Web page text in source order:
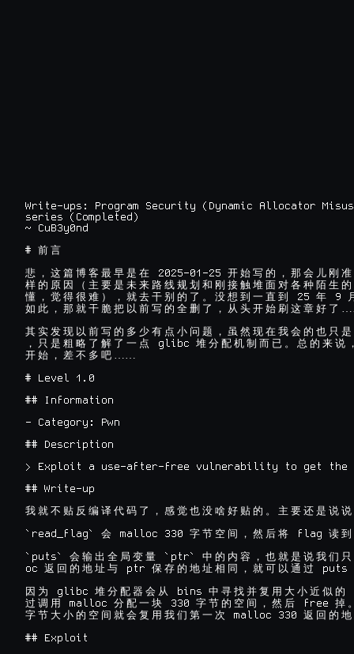
Write-ups: Program Security (Dynamic Allocator
series (Completed)
~ CuB3y0nd
# 前 言
悲 ， 这 篇 博 客 最 早 是 在 2025-01-25 开 始 写 的 ， 那 会 儿 刚 准
样 的 原 因 （ 主 要 是 未 来 路 线 规 划 和 刚 接 触 堆 面 对 各 种 陌 生 的
懂
， 觉 得 很 难 ） ， 就 去 干 别 的 了 。 没 想 到 一 直 到 25 年 9
如 此 ， 那 就 干 脆 把 以 前 写 的 全 删 了 ， 从 头 开 始 刷 这 章 好 了
其 实 发 现 以 前 写 的 多 少 有 点 小 问 题 ， 虽 然 现 在 我 会 的 也 只 是
，
只 是 粗 略 了 解 了 一 点 glibc 堆 分 配 机 制 而 已 。 总 的 来 说
开 始 ， 差 不 多 吧 ……
# Level 1.0
## Information
- Category: Pwn
## Description
> Exploit a use-after-free vulnerability to get
## Write-up
我 就 不 贴 反 编 译 代 码 了 ， 感 觉 也 没 啥 好 贴 的 。 主 要 还 是 说 说
`read_flag` 会 malloc 330 字 节 空 间 ， 然 后 将 flag 读 到
`puts` 会 输 出 全 局 变 量 `ptr` 中 的 内 容 ， 也 就 是 说 我 们 只
oc 返 回 的 地 址 与 ptr 保 存 的 地 址 相 同 ， 就 可 以 通 过 puts
因 为 glibc 堆 分 配 器 会 从 bins 中 寻 找 并 复 用 大 小 近 似 的
过 调 用 malloc 分 配 一 块 330 字 节 的 空 间 ， 然 后 free 掉
字 节 大 小 的 空 间 就 会 复 用 我 们 第 一 次 malloc 330 返 回 的 地
## Exploit